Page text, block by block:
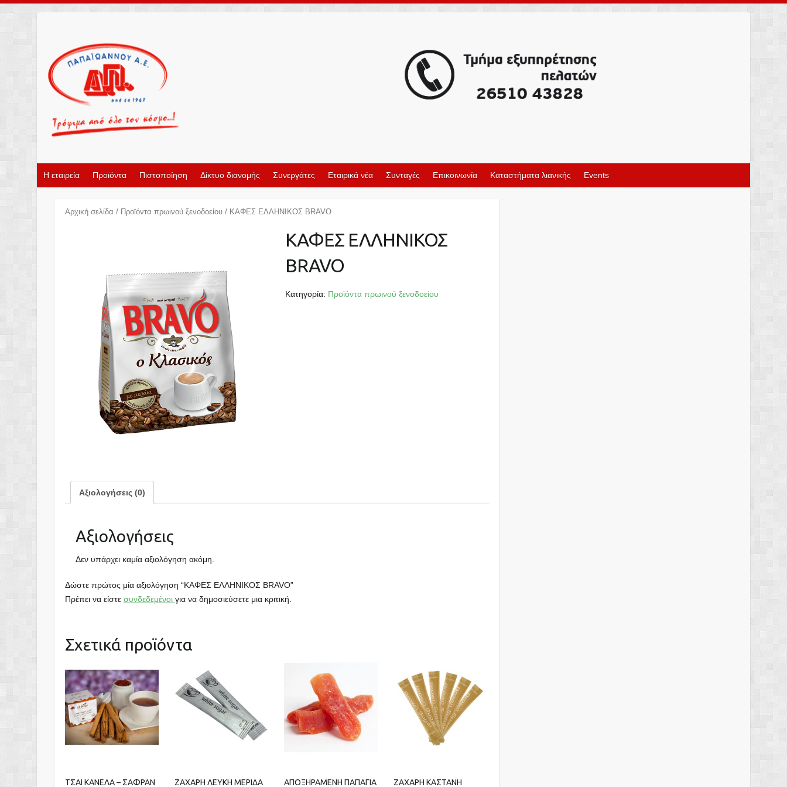
Η εταιρεία Προϊόντα Πιστοποίηση Δίκτυο διανομής Συνεργάτες Εταιρικά νέα Συνταγές Επικοινωνία Καταστήματα λιανικής Events
Αρχική σελίδα / Προϊόντα πρωινού ξενοδοείου/ ΚΑΦΕΣ ΕΛΛΗΝΙΚΟΣ BRAVO
ΚΑΦΕΣ ΕΛΛΗΝΙΚΟΣ
BRAVO
Κατηγορία: Προϊόντα πρωινού ξενοδοείου
Αξιολογήσεις (0)
Αξιολογήσεις
Δεν υπάρχει καμία αξιολόγηση ακόμη.
Δώστε πρώτος μία αξιολόγηση “ΚΑΦΕΣ ΕΛΛΗΝΙΚΟΣ BRAVO”
Πρέπει να είστε συνδεδεμένοι για να δημοσιεύσετε μια κριτική.
Σχετικά προϊόντα
ΤΣΑΙ ΚΑΝΕΛΑ – ΣΑΦΡΑΝ ΖΑΧΑΡΗ ΛΕΥΚΗ ΜΕΡΙΔΑ ΑΠΟΞΗΡΑΜΕΝΗ ΠΑΠΑΓΙΑ ΖΑΧΑΡΗ ΚΑΣΤΑΝΗ